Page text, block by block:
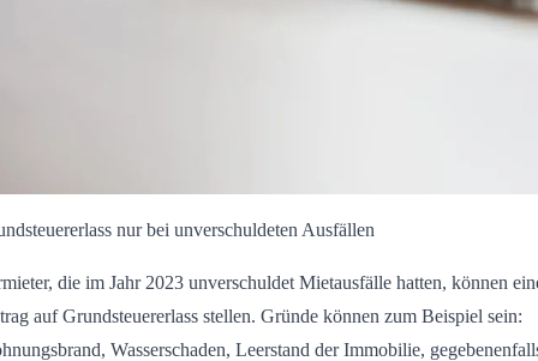
nur bei unverschuldeten Ausfällen
die im Jahr 2023 unverschuldet Mietausfälle hatten, können
auf Grundsteuererlass stellen. Gründe können zum Beispiel sein:
Wasserschaden, Leerstand der Immobilie,